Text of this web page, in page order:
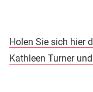
Holen Sie sich hier
Kathleen Turner